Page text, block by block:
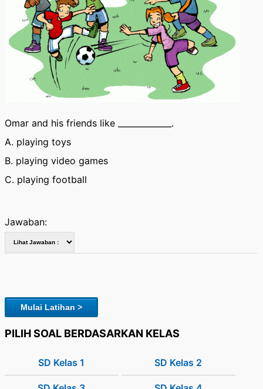
Omar and his friends like _____________.
A. playing toys
B. playing video games
C. playing football
Jawaban:
Mulai Latihan >
PILIH SOAL BERDASARKAN KELAS
SD Kelas 1 SD Kelas 2